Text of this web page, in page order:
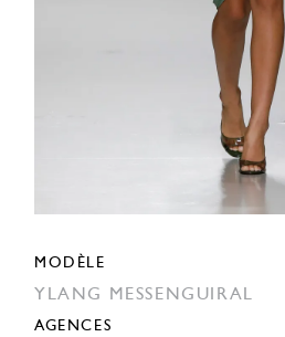
MODÈLE
YLANG MESSENGUIRAL
AGENCES